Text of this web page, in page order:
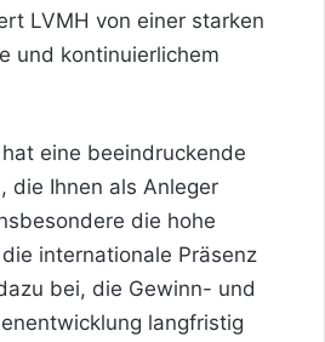
LVMH von einer starken
und kontinuierlichem
eine beeindruckende
die Ihnen als Anleger
die hohe
internationale Präsenz
bei, die Gewinn- und
langfristig